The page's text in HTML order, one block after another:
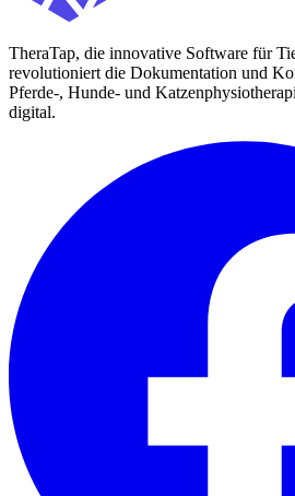
TheraTap, die innovative Software für
revolutioniert die Dokumentation und
Pferde-, Hunde- und
digital.